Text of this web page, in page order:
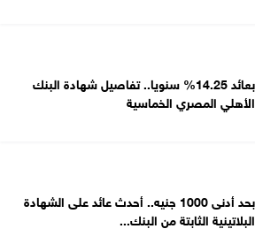
بعائد 14.25% سنويا.. تفاصيل شهادة البنك
الأهلي المصري الخماسية
بحد أدنى 1000 جنيه.. أحدث عائد على الشهادة
البلاتينية الثابتة من البنك...